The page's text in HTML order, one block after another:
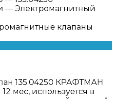
— Электромагнитный
клапаны
135.04250 КРАФТМАН
мес, используется в